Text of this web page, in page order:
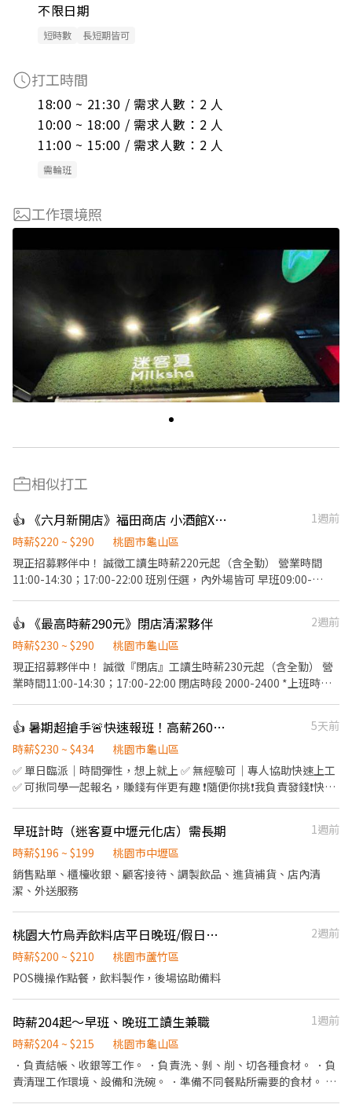
不限日期
短時數 長短期皆可
打工時間
18:00 ~ 21:30 / 需求人數：2 人
10:00 ~ 18:00 / 需求人數：2 人
11:00 ~ 15:00 / 需求人數：2 人
需輪班
工作環境照
相似打工
👍 《六月新開店》福田商店 小酒館X食堂 計時夥伴
1週前
時薪$220 ~ $290
桃園市龜山區
現正招募夥伴中！ 誠徵工讀生時薪220元起（含全勤） 營業時間
11:00-14:30；17:00-22:00 班別任選，內外場皆可 早班09:00-
是陪伴」的精神，成為最有人情味的居酒屋。 【基本保障與其他福
利】 ①勞保、健保、勞退提撥6%、僱主意外責任險 ②正式夥伴年
終獎金與三節獎金、禮品 ③正式薪夥伴年假10天起 （優於勞基法，
依當年度在職比例發放) ④完整的教育訓練 ⑤每日員工供膳 ⑥不定
料/餐點擺盤、出餐/食安衛生管理/店鋪庫存管理/熟記內場各餐點製
作流程/其他主管交辦事項
👍 《最高時薪290元》閉店清潔夥伴
2週前
時薪$230 ~ $290
桃園市龜山區
現正招募夥伴中！ 誠徵『閉店』工讀生時薪230元起（含全勤） 營
業時間11:00-14:30；17:00-22:00 閉店時段 2000-2400 *上班時間
【基本保障與其他福利】 ①勞保、健保、勞退提撥6%、僱主意外
責任險 ②正式夥伴年終獎金與三節獎金、禮品 ③正式薪夥伴年假10
天起 （優於勞基法，依當年度在職比例發放) ④完整的教育訓練 ⑤
每日員工供膳 ⑥不定期店鋪聚會、聚餐 【工作內容】環境整理/其
👍 暑期超搶手🚨快速報班！高薪260🔥日領現賺💸多時段任選！
5天前
時薪$230 ~ $434
桃園市龜山區
✅ 單日臨派｜時間彈性，想上就上 ✅ 無經驗可｜專人協助快速上工
✅ 可揪同學一起報名，賺錢有伴更有趣 ❗️隨便你挑❗️我負責發錢❗️快找
17:30－22:30 夜班: 00:00－08:00 夜11班:23:00－08:00 晚9班：
21:00－06:00 ~~~~~~~~~~~~~~~~~~~~~~~~~~~~~~ 💸時薪230💸
專區 早9班：09:00 － 18:00 早8班：08:00 －17:00 午13班：13:00
－20:00 午14班：14:00－23:00 工作內容: 簡單分貨＋包裹整理 工作
津貼加碼250~600💸 🕒 上班時段 ▪ 早班：08:00 - 17:00｜時薪
$210 ▪ 晚班：18:00 - 03:00｜時薪 $240 地址: 桃1📍桃園市大園區
桃5📍桃園市觀音區寶倉街 桃6📍桃園市大園區航翔路 RC8📍桃園市
楊梅區環東路 桃9📍桃園市大園區建國路 桃17📍桃園市大園區開和
路 ━━━━━━━━━━━━━━━━━━━━━ ❤️𝑳𝒊𝒏𝒆 𝑰𝑫：
截圖 以便專員快速替你登記報班🙏 1對1專人為您服務😁 真心不騙
⭕️免費諮詢 ❌無收取仲介費
早班計時（迷客夏中壢元化店）需長期
1週前
時薪$196 ~ $199
桃園市中壢區
銷售點單、櫃檯收銀、顧客接待、調製飲品、進貨補貨、店內清
潔、外送服務
桃園大竹烏弄飲料店平日晚班/假日長期
2週前
時薪$200 ~ $210
桃園市蘆竹區
POS機操作點餐，飲料製作，後場協助備料
時薪204起～早班、晚班工讀生兼職
1週前
時薪$204 ~ $215
桃園市龜山區
．負責結帳、收銀等工作。 ．負責洗、剝、削、切各種食材。 ．負
責清理工作環境、設備和洗碗。 ．準備不同餐點所需要的食材。 ．